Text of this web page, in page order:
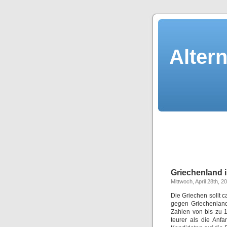
Griechenland
Mittwoch, April 28th,
Die Griechen sollt
gegen
Zahlen von bis zu
teurer als die